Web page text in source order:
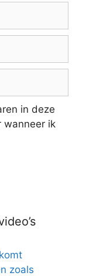
in deze
wanneer ik
zoals